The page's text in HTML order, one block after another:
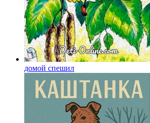
домой спешил